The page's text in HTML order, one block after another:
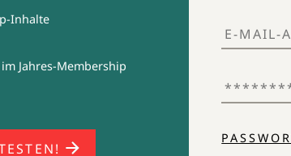
der
Inhalte
Jahres-Membership